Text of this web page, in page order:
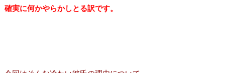
確実に何かやらかしとる訳です。